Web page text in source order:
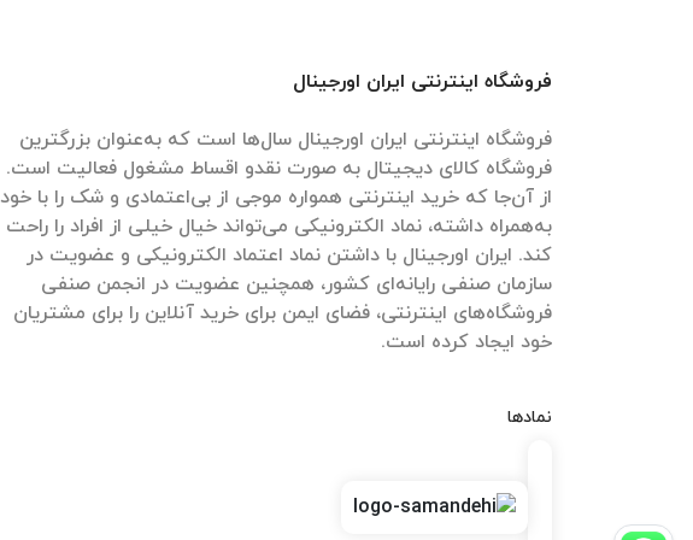
فروشگاه اینترنتی ایران اورجینال
فروشگاه اینترنتی ایران اورجینال سال‌ها است که به‌عنوان بزرگترین
فروشگاه کالای دیجیتال به صورت نقدو اقساط مشغول فعالیت است.
از آن‌جا که خرید اینترنتی همواره موجی از بی‌اعتمادی و شک را با خود
به‌همراه داشته، نماد الکترونیکی می‌تواند خیال خیلی از افراد را راحت
کند. ایران اورجینال با داشتن نماد اعتماد الکترونیکی و عضویت در
سازمان صنفی رایانه‌ای کشور، همچنین عضویت در انجمن صنفی
فروشگاه‌های اینترنتی، فضای ایمن برای خرید آنلاین را برای مشتریان
خود ایجاد کرده است.
نمادها